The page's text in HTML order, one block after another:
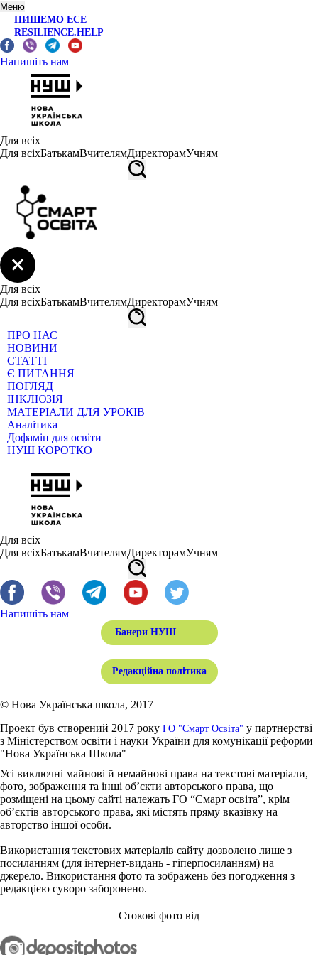
Меню
ПИШЕМО ЕСЕ
RESILIENCE.HELP
Напишіть нам
Для всіх
Для всіхБатькамВчителямДиректорамУчням
Для всіх
Для всіхБатькамВчителямДиректорамУчням
ПРО НАС
НОВИНИ
СТАТТІ
Є ПИТАННЯ
ПОГЛЯД
ІНКЛЮЗІЯ
МАТЕРІАЛИ ДЛЯ УРОКІВ
Аналітика
Дофамін для освіти
НУШ КОРОТКО
Для всіх
Для всіхБатькамВчителямДиректорамУчням
Напишіть нам
Банери НУШ
Редакційна політика
© Нова Українська школа, 2017
Проект був створений 2017 року ГО "Смарт Освіта" у партнерстві
з Міністерством освіти і науки України для комунікації реформи
"Нова Українська Школа"
Усі виключні майнові й немайнові права на текстові матеріали,
фото, зображення та інші об’єкти авторського права, що
розміщені на цьому сайті належать ГО “Смарт освіта”, крім
об’єктів авторського права, які містять пряму вказівку на
авторство іншої особи.
Використання текстових матеріалів сайту дозволено лише з
посиланням (для інтернет-видань - гіперпосиланням) на
джерело. Використання фото та зображень без погодження з
редакцією суворо заборонено.
Стокові фото від